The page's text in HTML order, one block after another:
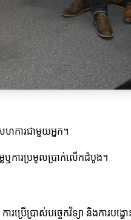
ហការជាមួយអ្នក។
ៃឬការប្រមូលប្រាក់លើកដំបូង។
រើប្រាស់បច្ចេកវិទ្យា និងការបង្